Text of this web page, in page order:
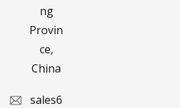
ng
Provin
ce,
China
sales6